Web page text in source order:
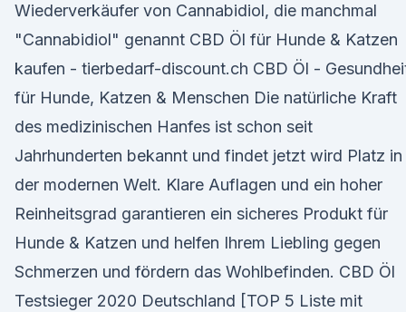
Wiederverkäufer von Cannabidiol, die manchmal
"Cannabidiol" genannt CBD Öl für Hunde & Katzen
kaufen - tierbedarf-discount.ch CBD Öl -
für Hunde, Katzen & Menschen Die natürliche Kraft
des medizinischen Hanfes ist schon seit
Jahrhunderten bekannt und findet jetzt wird Platz in
der modernen Welt. Klare Auflagen und ein hoher
Reinheitsgrad garantieren ein sicheres Produkt für
Hunde & Katzen und helfen Ihrem Liebling gegen
Schmerzen und fördern das Wohlbefinden. CBD Öl
Testsieger 2020 Deutschland [TOP 5 Liste mit